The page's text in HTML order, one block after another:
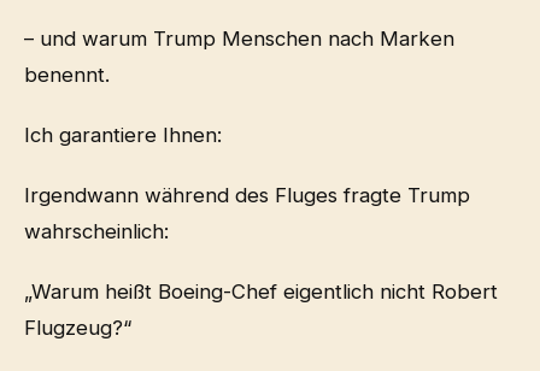
– und warum Trump Menschen nach Marken
benennt.
Ich garantiere Ihnen:
Irgendwann während des Fluges fragte Trump
wahrscheinlich:
„Warum heißt Boeing-Chef eigentlich nicht Robert
Flugzeug?“